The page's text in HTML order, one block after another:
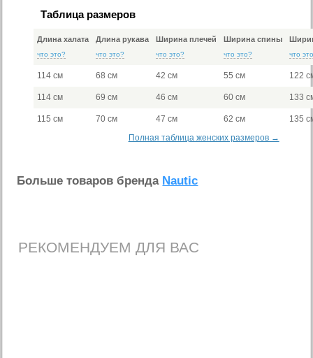
Таблица размеров
Длина халата
что это?
Длина рукава
что это?
Ширина плечей
что это?
Ширина спины
что это? что
114 см 68 см 42 см 55 см 122
114 см 69 см 46 см 60 см 133
115 см 70 см 47 см 62 см
135
Полная таблица женских размеров →
Больше товаров бренда Nautic
РЕКОМЕНДУЕМ ДЛЯ ВАС